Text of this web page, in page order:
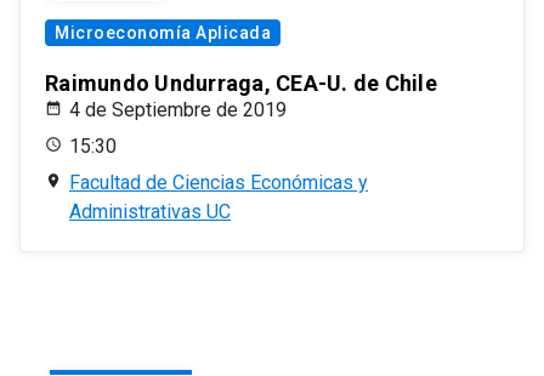
Microeconomía Aplicada
Raimundo Undurraga, CEA-U. de Chile
4 de Septiembre de 2019
15:30
Facultad de Ciencias Económicas y
Administrativas UC